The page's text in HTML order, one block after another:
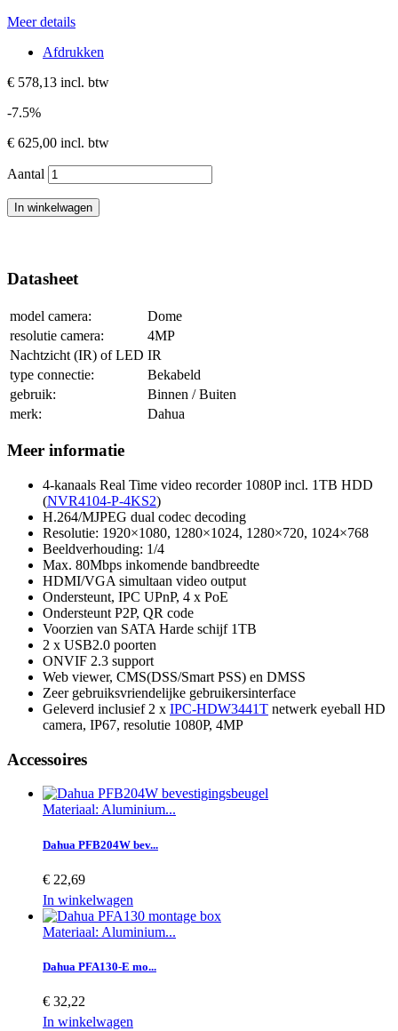
Meer details
Afdrukken
€ 578,13 incl. btw
-7.5%
€ 625,00 incl. btw
Aantal
In winkelwagen
Datasheet
model camera:
Dome
resolutie camera:
4MP
Nachtzicht (IR) of LED IR
type connectie:
Bekabeld
gebruik:
Binnen / Buiten
merk:
Dahua
Meer informatie
4-kanaals Real Time video recorder 1080P incl. 1TB HDD
(NVR4104-P-4KS2)
H.264/MJPEG dual codec decoding
Resolutie: 1920×1080, 1280×1024, 1280×720, 1024×768
Beeldverhouding: 1/4
Max. 80Mbps inkomende bandbreedte
HDMI/VGA simultaan video output
Ondersteunt, IPC UPnP, 4 x PoE
Ondersteunt P2P, QR code
Voorzien van SATA Harde schijf 1TB
2 x USB2.0 poorten
ONVIF 2.3 support
Web viewer, CMS(DSS/Smart PSS) en DMSS
Zeer gebruiksvriendelijke gebruikersinterface
Geleverd inclusief 2 x IPC-HDW3441T netwerk eyeball HD
camera, IP67, resolutie 1080P, 4MP
Accessoires
Materiaal: Aluminium...
Dahua PFB204W bev...
€ 22,69
In winkelwagen
Materiaal: Aluminium...
Dahua PFA130-E mo...
€ 32,22
In winkelwagen